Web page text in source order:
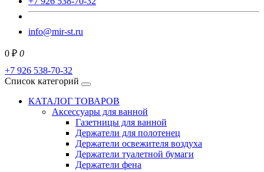
info@mir-st.ru
0 ₽ 0
+7 926 538-70-32
Список категорий
КАТАЛОГ ТОВАРОВ
Аксессуары для ванной
Газетницы для ванной
Держатели для полотенец
Держатели освежителя воздуха
Держатели туалетной бумаги
Держатели фена